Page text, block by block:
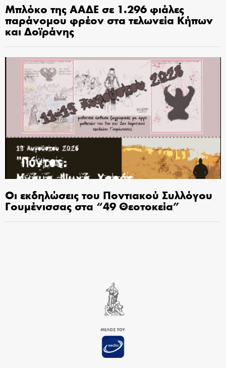
Μπλόκο της ΑΑΔΕ σε 1.296 φιάλες
παράνομου φρέον στα τελωνεία Κήπων
και Δοϊράνης
Οι εκδηλώσεις του Ποντιακού Συλλόγου
Γουμένισσας στα “49 Θεοτοκεία”